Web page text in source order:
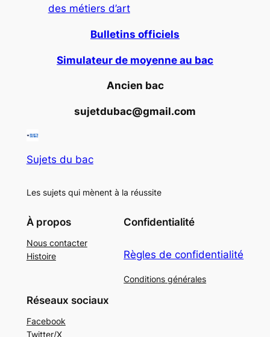
des métiers d’art
Bulletins officiels
Simulateur de moyenne au bac
Ancien bac
sujetdubac@gmail.com
Sujets du bac
Les sujets qui mènent à la réussite
À propos
Nous contacter
Histoire
Confidentialité
Règles de confidentialité
Conditions générales
Réseaux sociaux
Facebook
Twitter/X